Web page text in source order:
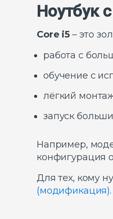
Ноутбук
Core i5 – это
работа с
обучение с
лёгкий
запуск
Например,
конфигурация
Для тех, кому
(модификация)